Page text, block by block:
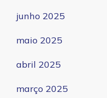
junho 2025
maio 2025
abril 2025
março 2025